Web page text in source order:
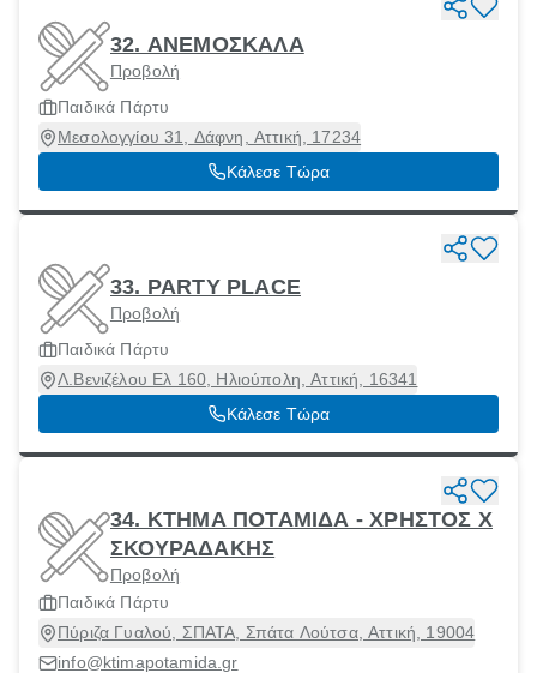
32. ΑΝΕΜΟΣΚΑΛΑ
Προβολή
Παιδικά Πάρτυ
Μεσολογγίου 31, Δάφνη, Αττική, 17234
Κάλεσε Τώρα
33. PARTY PLACE
Προβολή
Παιδικά Πάρτυ
Λ.Βενιζέλου Ελ 160, Ηλιούπολη, Αττική, 16341
Κάλεσε Τώρα
34. ΚΤΗΜΑ ΠΟΤΑΜΙΔΑ - ΧΡΗΣΤΟΣ Χ
ΣΚΟΥΡΑΔΑΚΗΣ
Προβολή
Παιδικά Πάρτυ
Πύριζα Γυαλού, ΣΠΑΤΑ, Σπάτα Λούτσα, Αττική, 19004
info@ktimapotamida.gr